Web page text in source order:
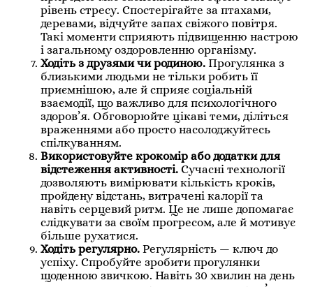
рівень стресу. Спостерігайте за птахами,
деревами, відчуйте запах свіжого повітря.
Такі моменти сприяють підвищенню настрою
і загальному оздоровленню організму.
Ходіть з друзями чи родиною. Прогулянка з
близькими людьми не тільки робить її
приємнішою, але й сприяє соціальній
взаємодії, що важливо для психологічного
здоров’я. Обговорюйте цікаві теми, діліться
враженнями або просто насолоджуйтесь
спілкуванням.
Використовуйте крокомір або додатки для
відстеження активності. Сучасні технології
дозволяють вимірювати кількість кроків,
пройдену відстань, витрачені калорії та
навіть серцевий ритм. Це не лише допомагає
слідкувати за своїм прогресом, але й мотивує
більше рухатися.
Ходіть регулярно. Регулярність — ключ до
успіху. Спробуйте зробити прогулянки
щоденною звичкою. Навіть 30 хвилин на день